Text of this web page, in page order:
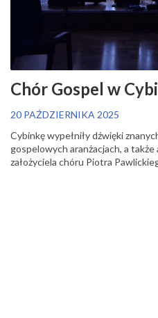
Chór Gospel w
20 PAŹDZIERNIKA 2025
Cybinkę wypełniły dźwięki z
gospelowych aranżacjach, a także
założyciela chóru Piotra